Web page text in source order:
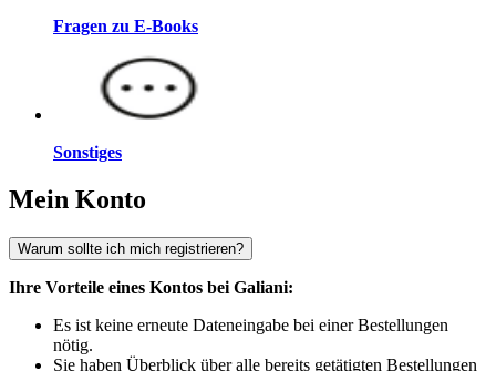
Fragen zu E-Books
Sonstiges
Mein Konto
Warum sollte ich mich registrieren?
Ihre Vorteile eines Kontos bei Galiani:
Es ist keine erneute Dateneingabe bei einer Bestellungen
nötig.
Sie haben Überblick über alle bereits getätigten Bestellungen